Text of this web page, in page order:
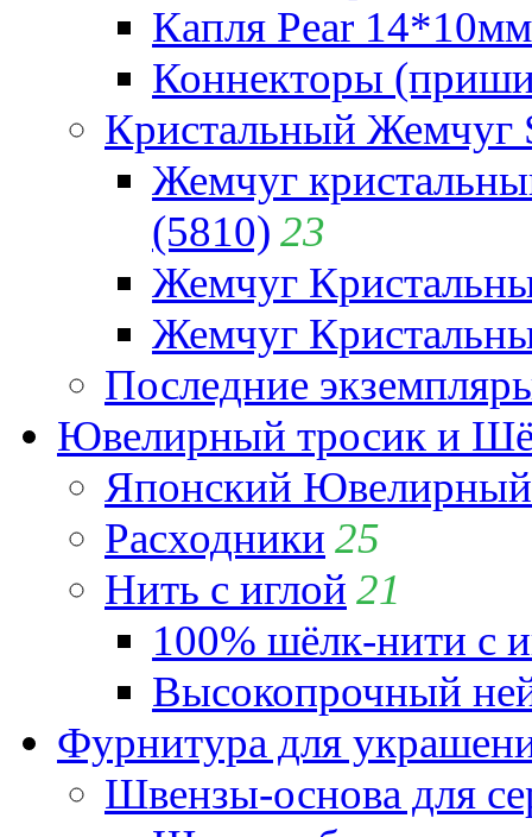
Капля Pear
Коннекторы
Кристальный Жемчуг
Жемчуг
(5810) 23
Жемчуг
Жемчуг
Последние
Ювелирный тросик и
Японский
Расходники 25
Нить с иглой 21
100% шёлк-нити с
Высокопрочный
Фурнитура для
Швензы-основа для